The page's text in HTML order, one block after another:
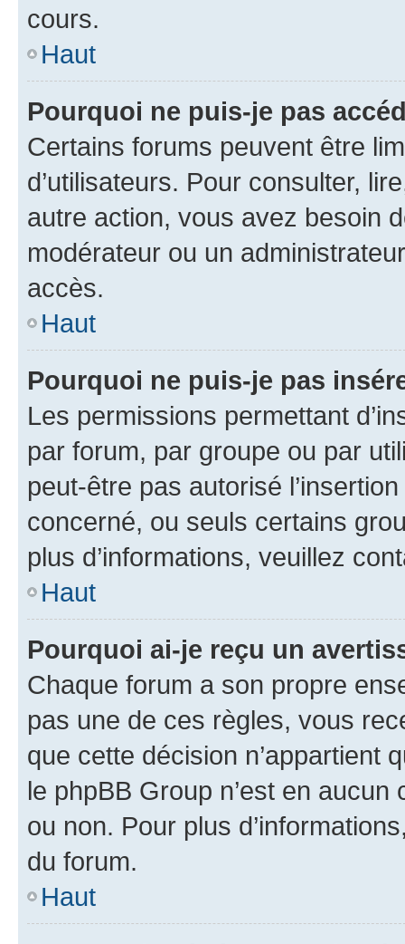
cours.
Haut
Pourquoi ne puis-je pas
Certains forums peuvent être
d’utilisateurs. Pour consulter,
autre action, vous avez besoin
modérateur ou un
accès.
Haut
Pourquoi ne puis-je pas
Les permissions permettant
par forum, par groupe ou par
peut-être pas autorisé
concerné, ou seuls certains
plus d’informations, veuillez
Haut
Pourquoi ai-je reçu un
Chaque forum a son propre
pas une de ces règles, vous
que cette décision n’appartient
le phpBB Group n’est en
ou non. Pour plus
du forum.
Haut